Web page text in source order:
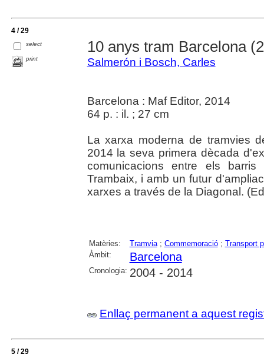
4 / 29
select
print
10 anys tram Barcelona
Salmerón i Bosch, Carles
Barcelona : Maf Editor, 2014
64 p. : il. ; 27 cm
La xarxa moderna de tramvies
2014 la seva primera dècada
comunicacions entre els
Trambaix, i amb un futur
xarxes a través de la Diagonal.
Matèries: Tramvia; Commemoració; Transport
Àmbit:
Barcelona
Cronologia: 2004 - 2014
Enllaç permanent a aquest
5 / 29